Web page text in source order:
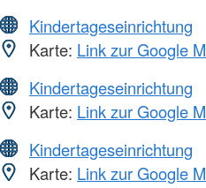
Kindertageseinrichtung
Karte: Link zur Google
Kindertageseinrichtung
Karte: Link zur Google
Kindertageseinrichtung
Karte: Link zur Google